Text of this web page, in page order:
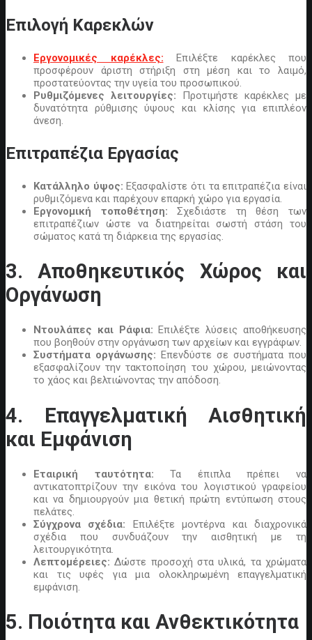
Επιλογή Καρεκλών
Εργονομικές καρέκλες: Επιλέξτε καρέκλες που
προσφέρουν άριστη στήριξη στη μέση και το λαιμό,
προστατεύοντας την υγεία του προσωπικού.
Ρυθμιζόμενες λειτουργίες: Προτιμήστε καρέκλες με
δυνατότητα ρύθμισης ύψους και κλίσης για επιπλέον
άνεση.
Επιτραπέζια Εργασίας
Κατάλληλο ύψος: Εξασφαλίστε ότι τα επιτραπέζια είναι
ρυθμιζόμενα και παρέχουν επαρκή χώρο για εργασία.
Εργονομική τοποθέτηση: Σχεδιάστε τη θέση των
επιτραπέζιων ώστε να διατηρείται σωστή στάση του
σώματος κατά τη διάρκεια της εργασίας.
3. Αποθηκευτικός Χώρος και
Οργάνωση
Ντουλάπες και Ράφια: Επιλέξτε λύσεις αποθήκευσης
που βοηθούν στην οργάνωση των αρχείων και εγγράφων.
Συστήματα οργάνωσης: Επενδύστε σε συστήματα που
εξασφαλίζουν την τακτοποίηση του χώρου, μειώνοντας
το χάος και βελτιώνοντας την απόδοση.
4. Επαγγελματική Αισθητική
και Εμφάνιση
Εταιρική ταυτότητα: Τα έπιπλα πρέπει να
αντικατοπτρίζουν την εικόνα του λογιστικού γραφείου
και να δημιουργούν μια θετική πρώτη εντύπωση στους
πελάτες.
Σύγχρονα σχέδια: Επιλέξτε μοντέρνα και διαχρονικά
σχέδια που συνδυάζουν την αισθητική με τη
λειτουργικότητα.
Λεπτομέρειες: Δώστε προσοχή στα υλικά, τα χρώματα
και τις υφές για μια ολοκληρωμένη επαγγελματική
εμφάνιση.
5. Ποιότητα και Ανθεκτικότητα